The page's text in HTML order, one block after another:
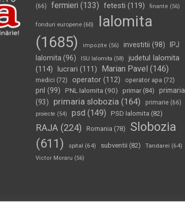
(66)
fermieri (133) fetesti (119) finante (56)
fonduri europene(60)
Ialomita
(1685)
impozite (56) investitii (98)
IPJ
Ialomita (96) ISU Ialomita (58)
judetul Ialomita
(114) lucrari (111) Marian Pavel (146)
medici (72) operator(112) operator apa (72)
pnl (99) PNL Ialomita (90) primar(84)
primaria
(93)
primaria slobozia(164) primarie(66)
proiecte (54) psd (149) PSD Ialomita (82)
RAJA(224) Romania (78)
Slobozia
(611)
spital (64) subventii (82) Tandarei (64)
Victor Moraru (56)